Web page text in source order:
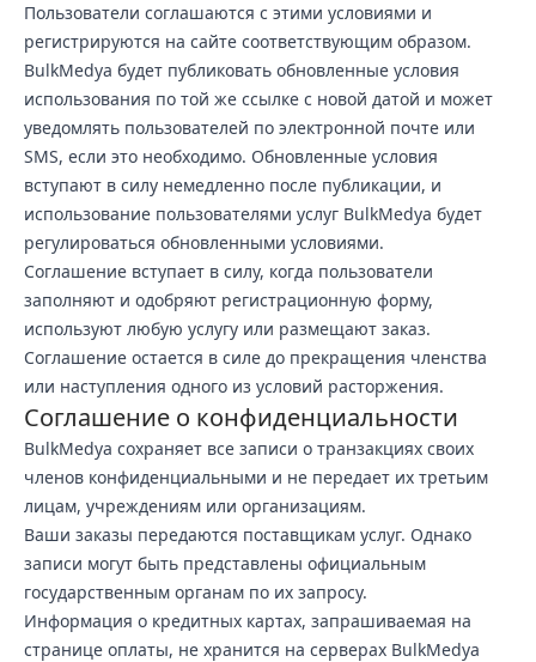
Пользователи соглашаются с этими условиями и
регистрируются на сайте соответствующим образом.
BulkMedya будет публиковать обновленные условия
использования по той же ссылке с новой датой и может
уведомлять пользователей по электронной почте или
SMS, если это необходимо. Обновленные условия
вступают в силу немедленно после публикации, и
использование пользователями услуг BulkMedya будет
регулироваться обновленными условиями.
Соглашение вступает в силу, когда пользователи
заполняют и одобряют регистрационную форму,
используют любую услугу или размещают заказ.
Соглашение остается в силе до прекращения членства
или наступления одного из условий расторжения.
Соглашение о конфиденциальности
BulkMedya сохраняет все записи о транзакциях своих
членов конфиденциальными и не передает их третьим
лицам, учреждениям или организациям.
Ваши заказы передаются поставщикам услуг. Однако
записи могут быть представлены официальным
государственным органам по их запросу.
Информация о кредитных картах, запрашиваемая на
странице оплаты, не хранится на серверах BulkMedya